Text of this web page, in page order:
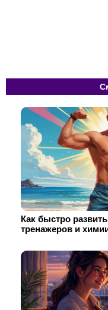
Как быстро
тренажеров и